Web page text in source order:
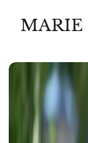
MARIE